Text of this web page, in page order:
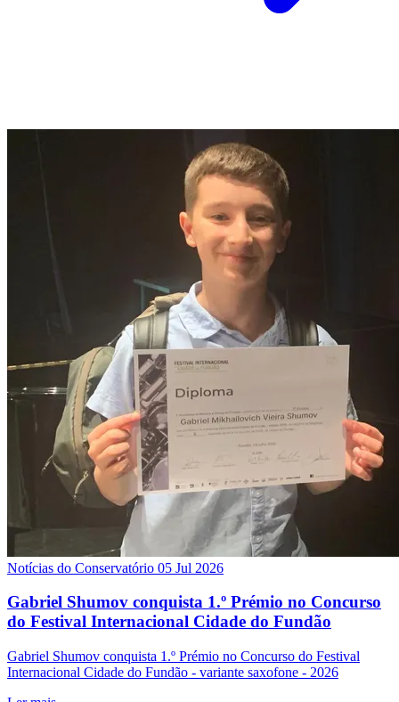
Notícias do Conservatório 05 Jul 2026
Gabriel Shumov conquista 1.º Prémio no Concurso
do Festival Internacional Cidade do Fundão
Gabriel Shumov conquista 1.º Prémio no Concurso do Festival
Internacional Cidade do Fundão - variante saxofone - 2026